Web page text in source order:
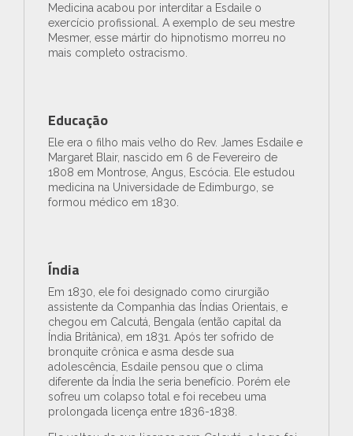
Medicina acabou por interditar a Esdaile o
exercício profissional. A exemplo de seu mestre
Mesmer, esse mártir do hipnotismo morreu no
mais completo ostracismo.
Educação
Ele era o filho mais velho do Rev. James Esdaile e
Margaret Blair, nascido em 6 de Fevereiro de
1808 em Montrose, Angus, Escócia. Ele estudou
medicina na Universidade de Edimburgo, se
formou médico em 1830.
Índia
Em 1830, ele foi designado como cirurgião
assistente da Companhia das Índias Orientais, e
chegou em Calcutá, Bengala (então capital da
Índia Britânica), em 1831. Após ter sofrido de
bronquite crônica e asma desde sua
adolescência, Esdaile pensou que o clima
diferente da Índia lhe seria benefício. Porém ele
sofreu um colapso total e foi recebeu uma
prolongada licença entre 1836-1838.